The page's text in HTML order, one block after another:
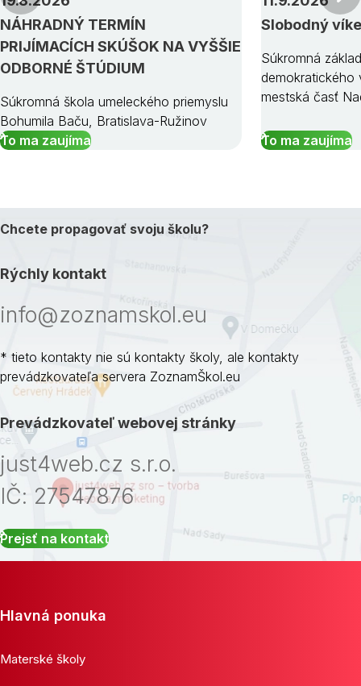
NÁHRADNÝ TERMÍN
PRIJÍMACÍCH SKÚŠOK NA VYŠŠIE
ODBORNÉ ŠTÚDIUM
Súkromná škola umeleckého priemyslu
Bohumila Baču, Bratislava-Ružinov
To ma zaujíma
Slobodný
Súkromná
demokratického
mestská časť
To ma zaujíma
Chcete propagovať svoju školu?
Rýchly kontakt
info@zoznamskol.eu
* tieto kontakty nie sú kontakty školy, ale kontakty
prevádzkovateľa servera ZoznamŠkol.eu
Prevádzkovateľ webovej stránky
just4web.cz s.r.o.
IČ: 27547876
Prejsť na kontakt
Hlavná ponuka
Materské školy